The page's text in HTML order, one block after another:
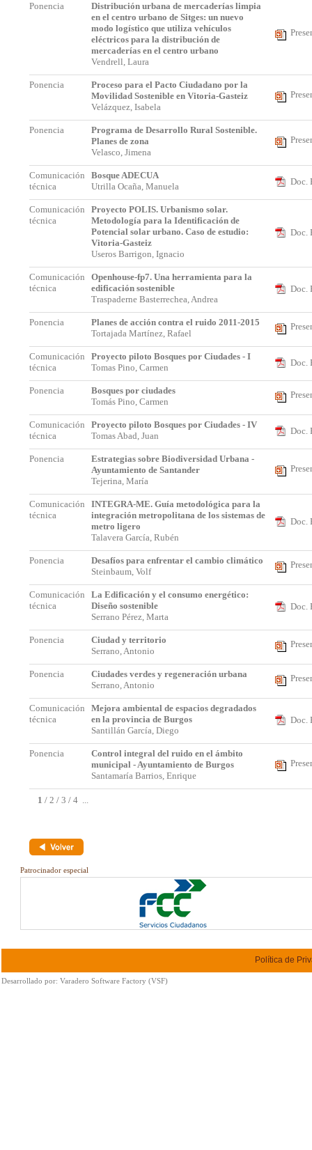
Ponencia
Distribución urbana de mercaderías limpia
en el centro urbano de Sitges: un nuevo
modo logístico que utiliza vehículos
eléctricos para la distribución de
mercaderías en el centro urbano
Vendrell, Laura
Ponencia
Proceso para el Pacto Ciudadano por la
Movilidad Sostenible en Vitoria-Gasteiz
Velázquez, Isabela
Ponencia
Programa de Desarrollo Rural Sostenible.
Planes de zona
Velasco, Jimena
Comunicación
técnica
Bosque ADECUA
Utrilla Ocaña, Manuela
Doc.
Comunicación
técnica
Proyecto POLIS. Urbanismo solar.
Metodología para la Identificación de
Potencial solar urbano. Caso de estudio:
Vitoria-Gasteiz
Useros Barrigon, Ignacio
Doc.
Comunicación
técnica
Openhouse-fp7. Una herramienta para la
edificación sostenible
Traspaderne Basterrechea, Andrea
Doc.
Ponencia
Planes de acción contra el ruido 2011-2015
Tortajada Martínez, Rafael
Comunicación
técnica
Proyecto piloto Bosques por Ciudades - I
Tomas Pino, Carmen
Doc.
Ponencia
Bosques por ciudades
Tomás Pino, Carmen
Comunicación
técnica
Proyecto piloto Bosques por Ciudades - IV
Tomas Abad, Juan
Doc.
Ponencia
Estrategias sobre Biodiversidad Urbana -
Ayuntamiento de Santander
Tejerina, María
Comunicación
técnica
INTEGRA-ME. Guía metodológica para la
integración metropolitana de los sistemas de
metro ligero
Talavera García, Rubén
Doc.
Ponencia
Desafíos para enfrentar el cambio climático
Steinbaum, Volf
Comunicación
técnica
La Edificación y el consumo energético:
Diseño sostenible
Serrano Pérez, Marta
Doc.
Ponencia
Ciudad y territorio
Serrano, Antonio
Ponencia
Ciudades verdes y regeneración urbana
Serrano, Antonio
Comunicación
técnica
Mejora ambiental de espacios degradados
en la provincia de Burgos
Santillán García, Diego
Doc.
Ponencia
Control integral del ruido en el ámbito
municipal - Ayuntamiento de Burgos
Santamaría Barrios, Enrique
1 / 2 / 3 / 4 ...
Patrocinador especial
Política de
Desarrollado por: Varadero Software Factory (VSF)